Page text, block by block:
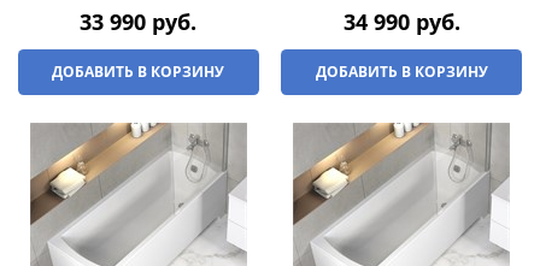
33 990 руб.
ДОБАВИТЬ В КОРЗИНУ
34 990 руб.
ДОБАВИТЬ В КОРЗИНУ